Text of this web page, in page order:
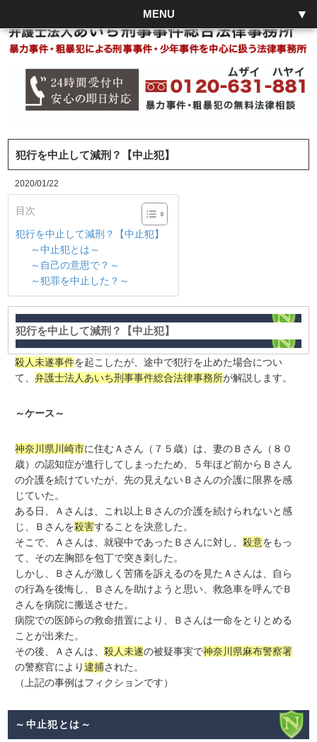
MENU
犯行を中止して減刑？【中止犯】
2020/01/22
目次
犯行を中止して減刑？【中止犯】
～中止犯とは～
～自己の意思で？～
～犯罪を中止した？～
犯行を中止して減刑？【中止犯】
殺人未遂事件を起こしたが、途中で犯行を止めた場合につい
て、弁護士法人あいち刑事事件総合法律事務所が解説します。
～ケース～
神奈川県川崎市に住むＡさん（７５歳）は、妻のＢさん（８０
歳）の認知症が進行してしまったため、５年ほど前からＢさん
の介護を続けていたが、先の見えないＢさんの介護に限界を感
じていた。
ある日、Ａさんは、これ以上Ｂさんの介護を続けられないと感
じ、Ｂさんを殺害することを決意した。
そこで、Ａさんは、就寝中であったＢさんに対し、殺意をもっ
て、その左胸部を包丁で突き刺した。
しかし、Ｂさんが激しく苦痛を訴えるのを見たＡさんは、自ら
の行為を後悔し、Ｂさんを助けようと思い、救急車を呼んでＢ
さんを病院に搬送させた。
病院での医師らの救命措置により、Ｂさんは一命をとりとめる
ことが出来た。
その後、Ａさんは、殺人未遂の被疑事実で神奈川県麻布警察署
の警察官により逮捕された。
（上記の事例はフィクションです）
～中止犯とは～